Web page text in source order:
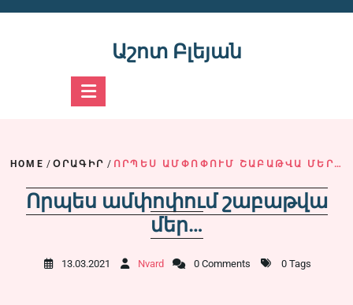
Աշոտ Բլեյան
HOME /ՕՐԱԳԻՐ / ՈՐՊԵՍ ԱՄՓՈՓՈՒՄ ՇԱԲԱԹՎԱ ՄԵՐ…
Որպես ամփոփում շաբաթվա
մեր…
13.03.2021 Nvard 0 Comments 0 Tags